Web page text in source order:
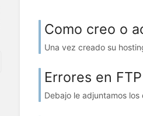
Como creo o
Una vez creado su
Errores en
Debajo le adjuntamos